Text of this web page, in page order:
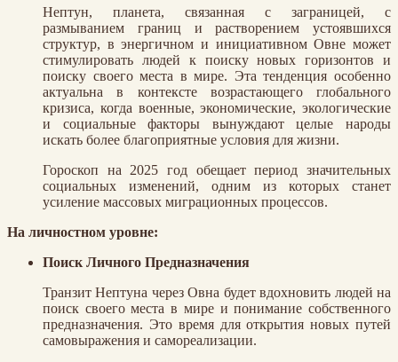
Нептун, планета, связанная с заграницей, с
размыванием границ и растворением устоявшихся
структур, в энергичном и инициативном Овне может
стимулировать людей к поиску новых горизонтов и
поиску своего места в мире. Эта тенденция особенно
актуальна в контексте возрастающего глобального
кризиса, когда военные, экономические, экологические
и социальные факторы вынуждают целые народы
искать более благоприятные условия для жизни.
Гороскоп на 2025 год обещает период значительных
социальных изменений, одним из которых станет
усиление массовых миграционных процессов.
На личностном уровне:
Поиск Личного Предназначения
Транзит Нептуна через Овна будет вдохновить людей на
поиск своего места в мире и понимание собственного
предназначения. Это время для открытия новых путей
самовыражения и самореализации.